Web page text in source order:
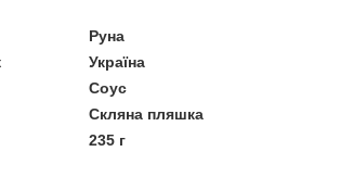
Руна
Україна
Соус
Скляна пляшка
235 г